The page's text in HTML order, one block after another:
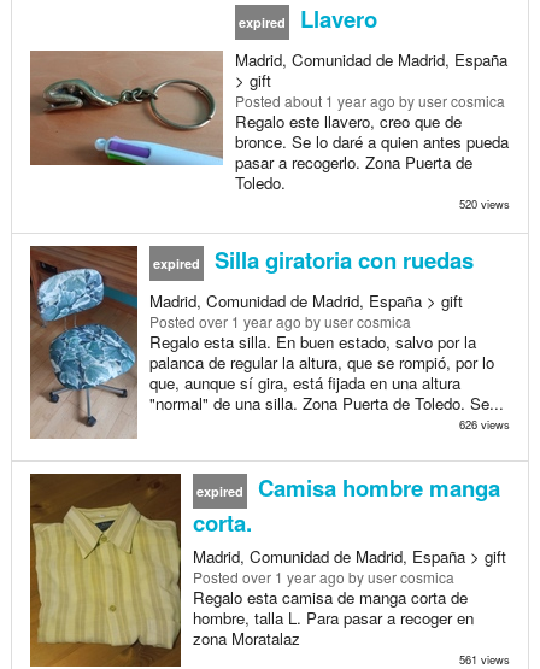
expired Llavero
Madrid, Comunidad de Madrid, España
> gift
Posted about 1 year ago by user cosmica
Regalo este llavero, creo que de
bronce. Se lo daré a quien antes pueda
pasar a recogerlo. Zona Puerta de
Toledo.
520 views
expired Silla giratoria con ruedas
Madrid, Comunidad de Madrid, España > gift
Posted over 1 year ago by user cosmica
Regalo esta silla. En buen estado, salvo por la
palanca de regular la altura, que se rompió, por lo
que, aunque sí gira, está fijada en una altura
"normal" de una silla. Zona Puerta de Toledo. Se...
626 views
expired
Camisa hombre manga
corta.
Madrid, Comunidad de Madrid, España > gift
Posted over 1 year ago by user cosmica
Regalo esta camisa de manga corta de
hombre, talla L. Para pasar a recoger en
zona Moratalaz
561 views